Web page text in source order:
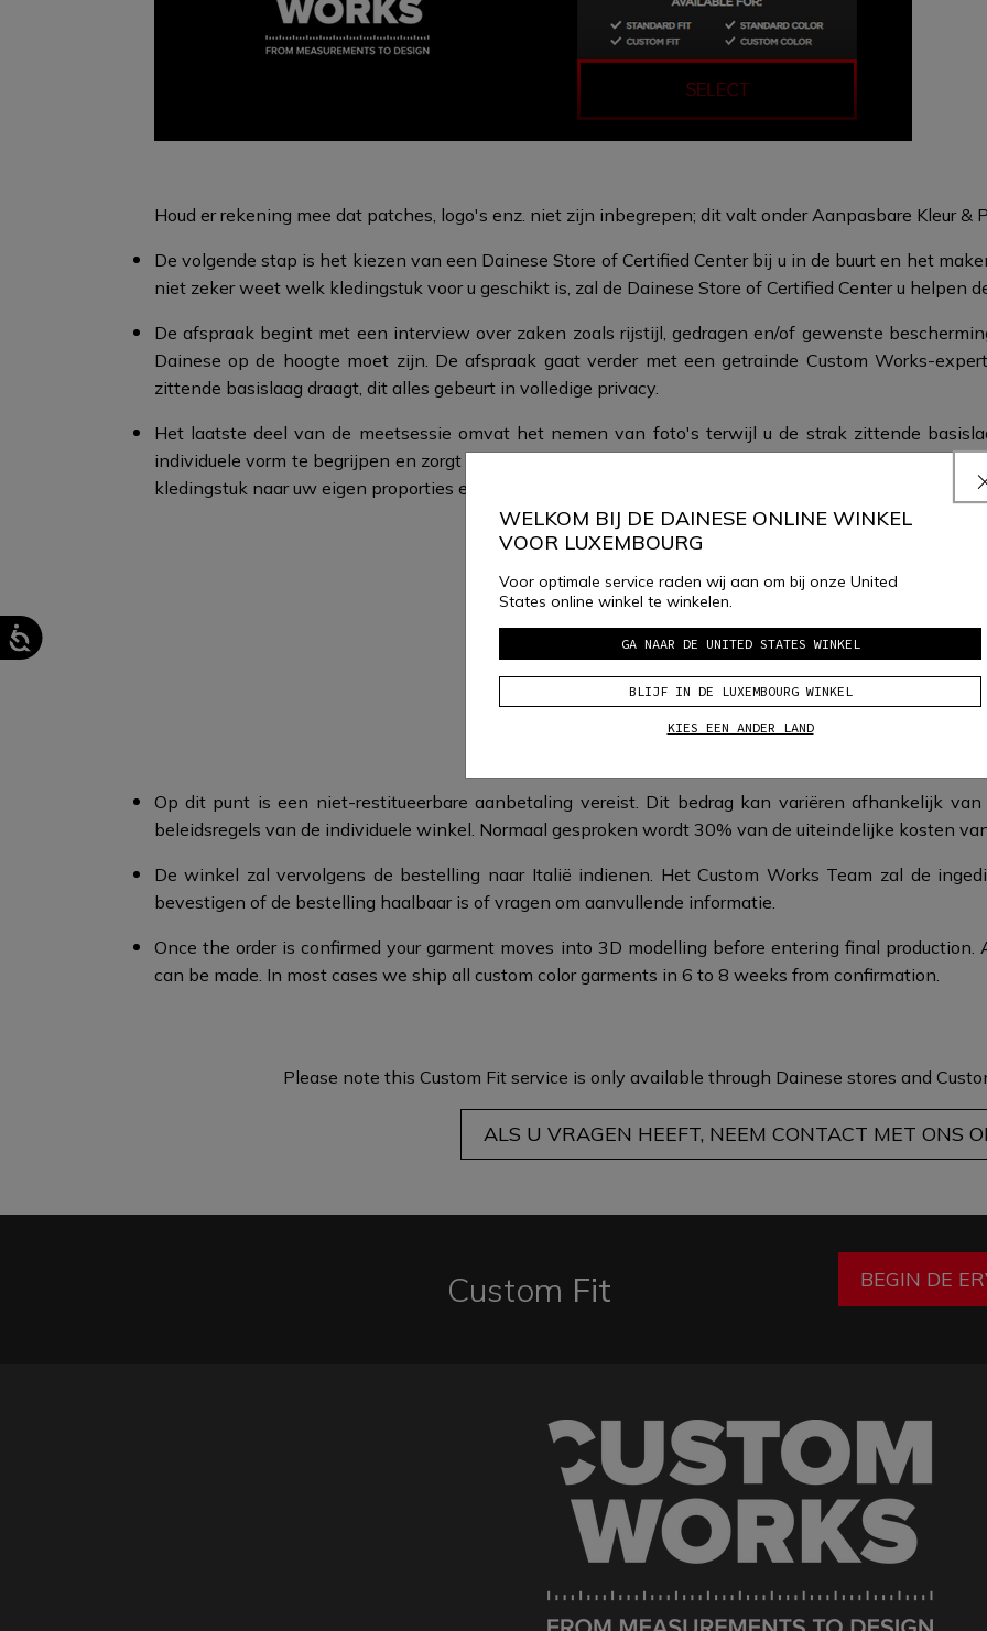
Houd er rekening mee dat patches, logo's enz. niet zijn inbegrepen; dit valt onder Aanpasbare Kleur &
De volgende stap is het kiezen van een Dainese Store of Certified Center bij u in de buurt en het
niet zeker weet welk kledingstuk voor u geschikt is, zal de Dainese Store of Certified Center u helpen
De afspraak begint met een interview over zaken zoals rijstijl, gedragen en/of gewenste
Dainese op de hoogte moet zijn. De afspraak gaat verder met een getrainde Custom Works-
zittende basislaag draagt, dit alles gebeurt in volledige privacy.
Het laatste deel van de meetsessie omvat het nemen van foto's terwijl u de strak zittende
individuele vorm te begrijpen en zorgt voor een perfecte pasvorm. Deze metingen en foto's stellen
kledingstuk naar uw eigen proporties en rijstijl driedimensionaal te modelleren.
Wat gebeurt er daarna?
Op dit punt is een niet-restitueerbare aanbetaling vereist. Dit bedrag kan variëren afhankelijk
beleidsregels van de individuele winkel. Normaal gesproken wordt 30% van de uiteindelijke kosten
De winkel zal vervolgens de bestelling naar Italië indienen. Het Custom Works Team zal de
bevestigen of de bestelling haalbaar is of vragen om aanvullende informatie.​
Once the order is confirmed your garment moves into 3D modelling before entering final
can be made. In most cases we ship all custom color garments in 6 to 8 weeks from confirmation.
Please note this Custom Fit service is only available through Dainese stores and
ALS U VRAGEN HEEFT, NEEM CONTACT MET ONS
Custom Fit BEGIN DE
WELKOM BIJ DE DAINESE ONLINE WINKEL
VOOR LUXEMBOURG
Voor optimale service raden wij aan om bij onze United
States online winkel te winkelen.
GA NAAR DE UNITED STATES WINKEL
BLIJF IN DE LUXEMBOURG WINKEL
KIES EEN ANDER LAND